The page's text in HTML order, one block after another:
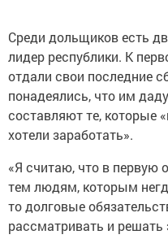
Среди дольщиков есть
лидер республики. К
отдали свои последние
понадеялись, что им
составляют те, которые
хотели заработать».
«Я считаю, что в
тем людям, которым
то долговые
рассматривать и